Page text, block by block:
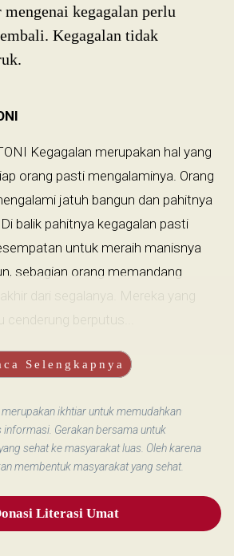
kegagalan perlu
Kegagalan tidak
Kegagalan merupakan hal yang
orang pasti mengalaminya. Orang
jatuh bangun dan pahitnya
balik pahitnya kegagalan pasti
untuk meraih manisnya
sebagian orang memandang
dari segalanya. Mereka yang
berputus...
Selengkapnya
merupakan ikhtiar untuk memudahkan
Gerakan bersama untuk
sehat ke masyarakat luas. Oleh karena
membentuk masyarakat yang sehat.
Literasi Umat